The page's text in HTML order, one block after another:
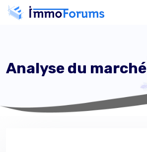
Analyse du marché